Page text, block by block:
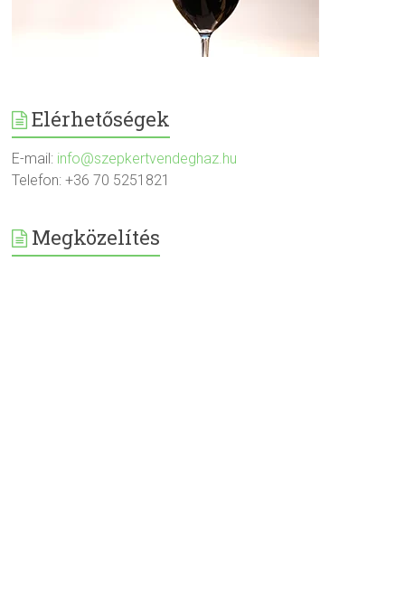
Elérhetőségek
E-mail: info@szepkertvendeghaz.hu
Telefon: +36 70 5251821
Megközelítés